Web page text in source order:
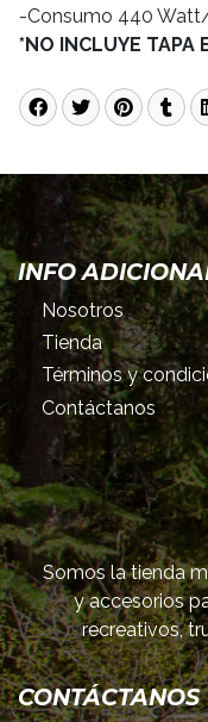
-Consumo 440
*NO INCLUYE TAPA
INFO
Nosotros
Tienda
Términos y
Contáctanos
Somos la tienda
y accesorios
recreativos,
CONTÁCTANOS